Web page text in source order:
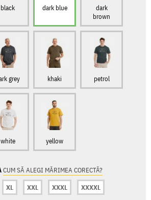
black dark blue
dark
brown
grey khaki petrol
white yellow
CUM SĂ ALEGI MĂRIMEA CORECTĂ?
XL XXL XXXL XXXXL